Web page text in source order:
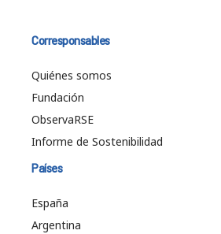
Corresponsables
Quiénes somos
Fundación
ObservaRSE
Informe de Sostenibilidad
Países
España
Argentina